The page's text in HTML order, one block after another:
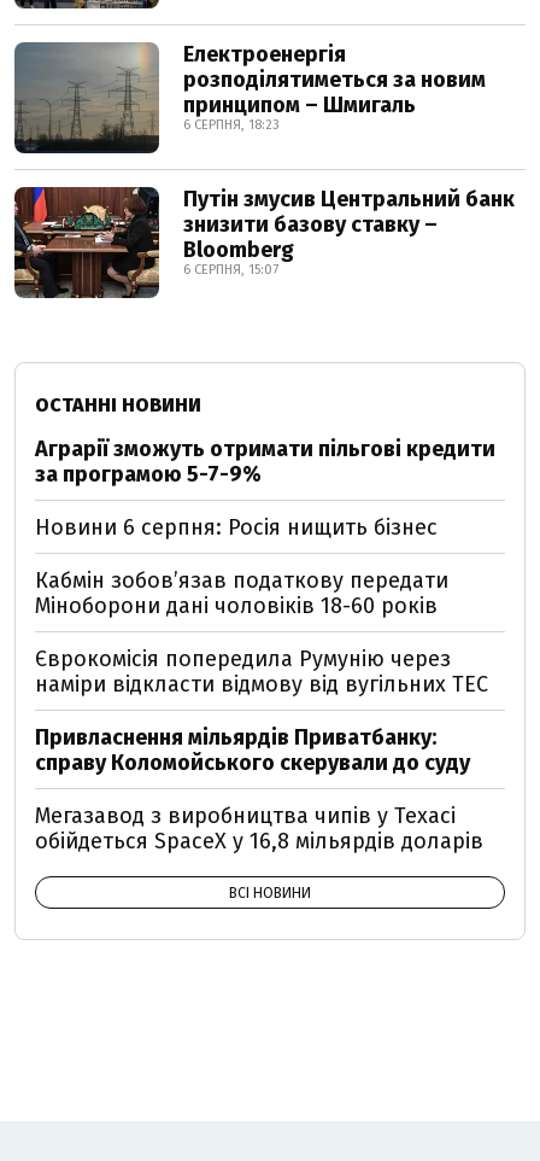
Електроенергія
розподілятиметься за новим
принципом – Шмигаль
6 СЕРПНЯ, 18:23
Путін змусив Центральний банк
знизити базову ставку –
Bloomberg
6 СЕРПНЯ, 15:07
ОСТАННІ НОВИНИ
Аграрії зможуть отримати пільгові кредити
за програмою 5-7-9%
Новини 6 серпня: Росія нищить бізнес
Кабмін зобовʼязав податкову передати
Міноборони дані чоловіків 18-60 років
Єврокомісія попередила Румунію через
наміри відкласти відмову від вугільних ТЕС
Привласнення мільярдів Приватбанку:
справу Коломойського скерували до суду
Мегазавод з виробництва чипів у Техасі
обійдеться SpaceX у 16,8 мільярдів доларів
ВСІ НОВИНИ